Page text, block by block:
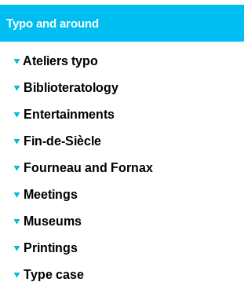
Typo and around
Ateliers typo
Biblioteratology
Entertainments
Fin-de-Siècle
Fourneau and Fornax
Meetings
Museums
Printings
Type case